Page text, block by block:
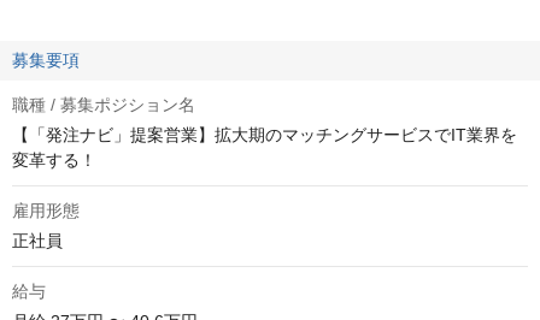
募集要項
職種 / 募集ポジション名
【「発注ナビ」提案営業】拡大期のマッチングサービスでIT業界を
変革する！
雇用形態
正社員
給与